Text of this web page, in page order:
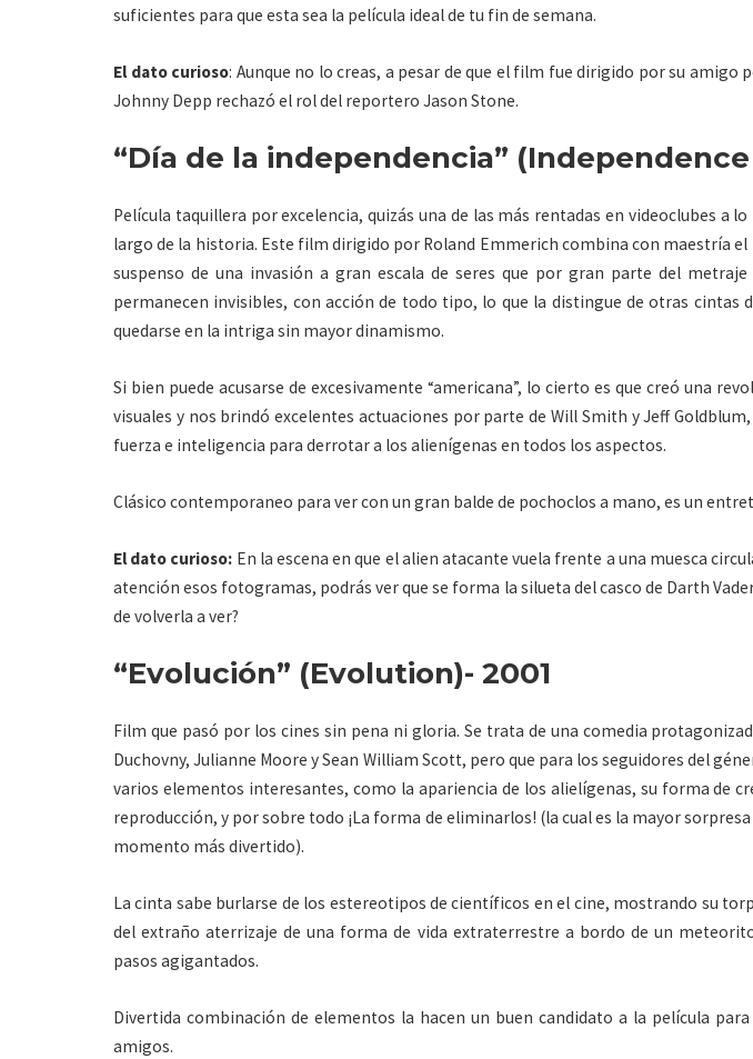
suficientes para que esta sea la película ideal de tu fin de semana.
El dato curioso: Aunque no lo creas, a pesar de que el film fue dirigido por su amigo
Johnny Depp rechazó el rol del reportero Jason Stone.
“Día de la independencia” (Independence
Película taquillera por excelencia, quizás una de las más rentadas en videoclubes a lo
largo de la historia. Este film dirigido por Roland Emmerich combina con maestría el
suspenso de una invasión a gran escala de seres que por gran parte del metraje
permanecen invisibles, con acción de todo tipo, lo que la distingue de otras cintas
quedarse en la intriga sin mayor dinamismo.
Si bien puede acusarse de excesivamente “americana”, lo cierto es que creó una
visuales y nos brindó excelentes actuaciones por parte de Will Smith y Jeff
fuerza e inteligencia para derrotar a los alienígenas en todos los aspectos.
Clásico contemporaneo para ver con un gran balde de pochoclos a mano, es un
El dato curioso: En la escena en que el alien atacante vuela frente a una muesca
atención esos fotogramas, podrás ver que se forma la silueta del casco de Darth
de volverla a ver?
“Evolución” (Evolution)- 2001
Film que pasó por los cines sin pena ni gloria. Se trata de una comedia
Duchovny, Julianne Moore y Sean William Scott, pero que para los seguidores del
varios elementos interesantes, como la apariencia de los alielígenas, su forma de
reproducción, y por sobre todo ¡La forma de eliminarlos! (la cual es la mayor
momento más divertido).
La cinta sabe burlarse de los estereotipos de científicos en el cine, mostrando su
del extraño aterrizaje de una forma de vida extraterrestre a bordo de un
pasos agigantados.
Divertida combinación de elementos la hacen un buen candidato a la película
amigos.